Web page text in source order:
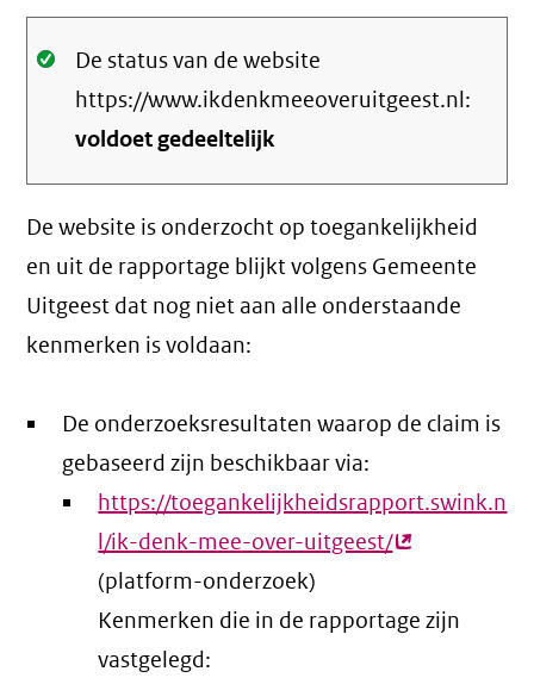
Oké.
De status van de website
https://www.ikdenkmeeoveruitgeest.nl:
voldoet gedeeltelijk
De website is onderzocht op toegankelijkheid
en uit de rapportage blijkt volgens Gemeente
Uitgeest dat nog niet aan alle onderstaande
kenmerken is voldaan:
De onderzoeksresultaten waarop de claim is
gebaseerd zijn beschikbaar via:
https://toegankelijkheidsrapport.swink.n
l/ik-denk-mee-over-uitgeest/(externe
(platform-onderzoek)
Kenmerken die in de rapportage zijn
vastgelegd: